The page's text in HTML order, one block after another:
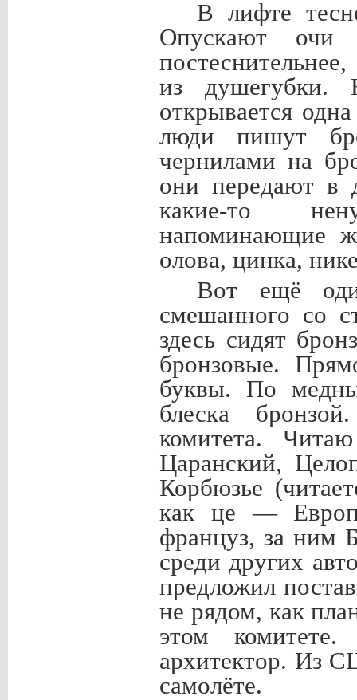
В лифте
Опускают
из душегубки.
открывается
люди пишут
чернилами на
они передают в
какие-то
напоминающие
олова, цинка,
Вот ещё
смешанного со
здесь сидят
бронзовые.
буквы. По
блеска
комитета.
Царанский,
Корбюзье
как це —
француз, за ним
среди других
предложил
не рядом, как
этом
архитектор. Из
самолёте.